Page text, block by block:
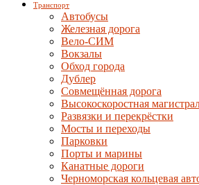
Транспорт
Автобусы
Железная дорога
Вело-СИМ
Вокзалы
Обход города
Дублер
Совмещённая дорога
Высокоскоростная
Развязки и перекрёстки
Мосты и переходы
Парковки
Порты и марины
Канатные дороги
Черноморская кольцевая